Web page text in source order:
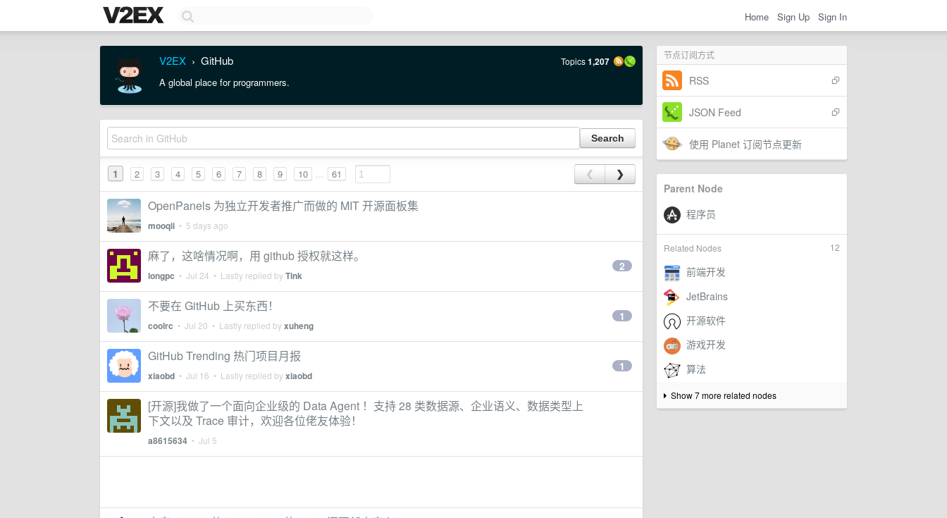
Home Sign Up Sign In
节点订阅方式
RSS
JSON Feed
使用 Planet 订阅节点更新
Parent Node
12
Related Nodes
Show 7 more related nodes
V2EX › GitHub Topics1,207
A global place for programmers.
1 2 3 4 5 6 7 8 9 10 ... 61 ❮ ❯
OpenPanels 为独立开发者推广而做的 MIT 开源面板集
mooqii • 5 days ago
麻了，这啥情况啊，用 github 授权就这样。
longpc • Jul 24 • Lastly replied byTink
2
不要在 GitHub 上买东西！
coolrc • Jul 20 • Lastly replied byxuheng
1
GitHub Trending 热门项目月报
xiaobd • Jul 16 • Lastly replied byxiaobd
1
[开源]我做了一个面向企业级的 Data Agent ！支持 28 类数据源、企业语义、数据类型上
下文以及 Trace 审计，欢迎各位佬友体验！
a8615634 • Jul 5